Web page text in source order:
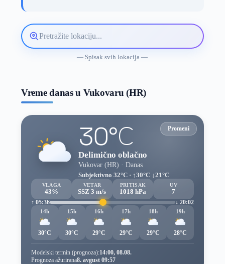
Pretražite
lokaciju
— Spisak svih lokacija —
Vreme danas u Vukovaru (HR)
Promeni
30°C
Delimično oblačno
Vukovar (HR) · Danas
Subjektivno 32°C · ↑30°C ↓21°C
VLAGA
43%
VETAR
SSZ 3 m/s
PRITISAK
1018 hPa
UV
7
↑ 05:36
↓ 20:02
14h
30°C
15h
30°C
16h
29°C
17h
29°C
18h
29°C
19h
28°C
Modelski termin (prognoza):14:00, 08.08.
Prognoza ažurirana8. avgust 09:57